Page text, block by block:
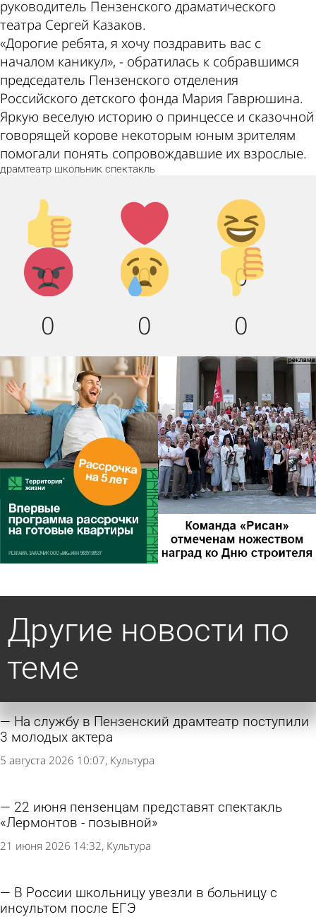
руководитель Пензенского драматического
театра Сергей Казаков.
«Дорогие ребята, я хочу поздравить вас с
началом каникул», - обратилась к собравшимся
председатель Пензенского отделения
Российского детского фонда Мария Гаврюшина.
Яркую веселую историю о принцессе и сказочной
говорящей корове некоторым юным зрителям
помогали понять сопровождавшие их взрослые.
драмтеатр школьник спектакль
Палец
вверх!
0
Лайк!
0
Дикий
смех!
0
Агрессия!
0
Грусть :
(
0
Палец
вниз!
0
Другие новости по
теме
На службу в Пензенский драмтеатр поступили
3 молодых актера
5 августа 2026 10:07 Культура
22 июня пензенцам представят спектакль
«Лермонтов - позывной»
21 июня 2026 14:32 Культура
В России школьницу увезли в больницу с
инсультом после ЕГЭ